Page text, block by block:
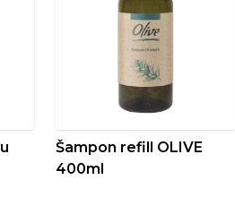
Šampon refill OLIVE
400ml